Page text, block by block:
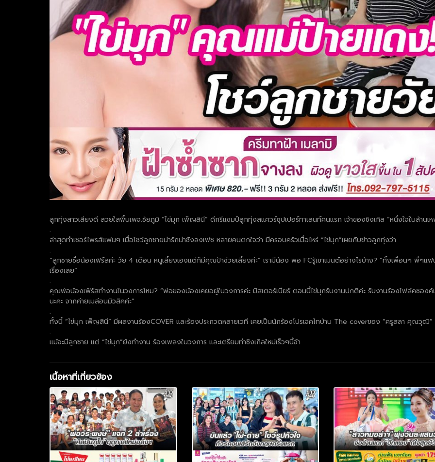
ลูกทุ่งสาวเสียงดี สวยใสพื้นเพจ.ชัยภูมิ “ไข่มุก เพ็ญสินี” ดีกรีแชมป์ลูกทุ่งสแควร์ซุปเปอร์ทาเลนท์คนแรก เจ้าของซิงเกิล “หนึ่งใจในล้านเห
.
ล่าสุดทำเซอร์ไพรส์แฟนๆ เมื่อโชว์ลูกชายน่ารักน่าชังลงเฟซ หลายคนตกใจว่า มีครอบครัวเมื่อไหร่ “ไข่มุก”เผยกับข่าวลูกทุ่งว่า
.
“ลูกชายชื่อน้องเฟิร์สค่ะ วัย 4 เดือน หนูเลี้ยงเองแต่ก็มีคุณป้าช่วยเลี้ยงค่ะ” เรามีน้อง พอ FCรู้เขาเมนต์อย่างไรบ้าง? “ทั้งเพื่อนๆ พี่ๆแ
เรื่องเลย”
.
คุณพ่อน้องเฟิร์สทำงานในวงการไหม? “พ่อของน้องเคยอยู่ในวงการค่ะ มิสเตอร์เบียร์ ตอนนี้ไข่มุกรับงานปกติค่ะ รับงานร้องโฟล์คซอง
นะคะ จากค่ายเมล่อนมิวสิคค่ะ”
.
ทั้งนี้ “ไข่มุก เพ็ญสินี” มีผลงานร้องCOVER และร้องประกวดหลายเวที เคยเป็นนักร้องโปรเจคไทบ้าน The coverของ “ครูสลา คุณวุ
.
แม้จะมีลูกชาย แต่ “ไข่มุก”ยังทำงาน ร้องเพลงในวงการ และเตรียมทำซิงเกิลใหม่เร็วๆนี้จ้า
เนื้อหาที่เกี่ยวข้อง